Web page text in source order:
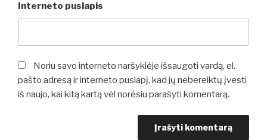
Interneto puslapis
Noriu savo interneto naršyklėje išsaugoti vardą, el.
pašto adresą ir interneto puslapį, kad jų nebereiktų įvesti
iš naujo, kai kitą kartą vėl norėsiu parašyti komentarą.